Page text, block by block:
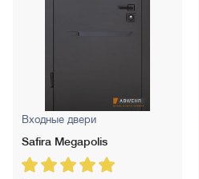
Входные двери
Safira Megapolis